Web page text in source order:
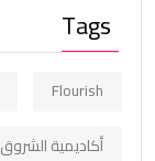
Tags
Flourish
أكاديمية الشروق